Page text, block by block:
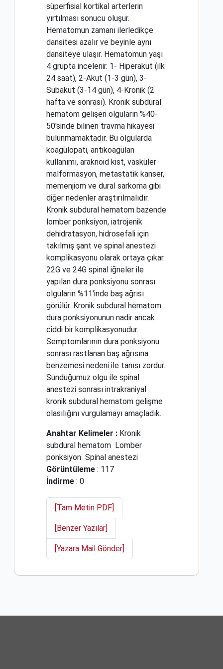
süperfisial kortikal arterlerin
yırtılması sonucu oluşur.
Hematomun zamanı ilerledikçe
dansitesi azalır ve beyinle aynı
dansiteye ulaşır. Hematomun yaşı
4 grupta incelenir. 1- Hiperakut (ilk
24 saat), 2-Akut (1-3 gün), 3-
Subakut (3-14 gün), 4-Kronik (2
hafta ve sonrası). Kronik subdural
hematom gelişen olguların %40-
50'sinde bilinen travma hikayesi
bulunmamaktadır. Bu olgularda
koagülopati, antikoagülan
kullanımı, araknoid kist, vasküler
malformasyon, metastatik kanser,
memenjiom ve dural sarkoma gibi
diğer nedenler araştırılmalıdır.
Kronik subdural hematom bazende
lomber ponksiyon, iatrojenik
dehidratasyon, hidrosefali için
takılmış şant ve spinal anestezi
komplikasyonu olarak ortaya çıkar.
22G ve 24G spinal iğneler ile
yapılan dura ponksiyonu sonrası
olguların %11'inde baş ağrısı
görülür. Kronik subdural hematom
dura ponksiyonunun nadir ancak
ciddi bir komplikasyonudur.
Semptomlarının dura ponksiyonu
sonrası rastlanan baş ağrısına
benzemesi nedeni ile tanısı zordur.
Sunduğumuz olgu ile spinal
anestezi sonrası intrakraniyal
kronik subdural hematom gelişme
olasılığını vurgulamayı amaçladık.
Anahtar Kelimeler : Kronik
subdural hematom Lomber
ponksiyon Spinal anestezi
Görüntüleme : 117
İndirme : 0
[Tam Metin PDF]
[Benzer Yazılar]
[Yazara Mail Gönder]